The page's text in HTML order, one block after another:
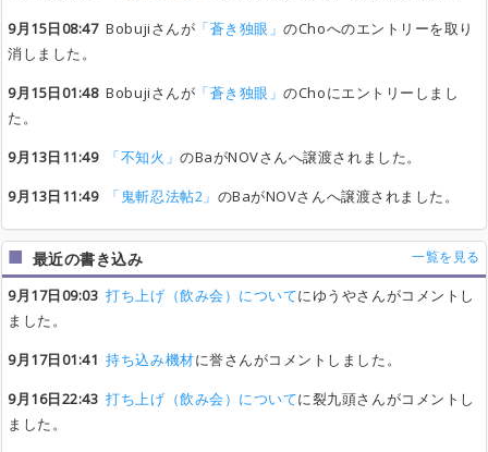
9月15日08:47Bobujiさんが 「蒼き独眼」のChoへのエントリーを取り
消しました。
9月15日01:48Bobujiさんが 「蒼き独眼」のChoにエントリーしまし
た。
9月13日11:49
「不知火」のBaがNOVさんへ譲渡されました。
9月13日11:49
「鬼斬忍法帖2」 のBaがNOVさんへ譲渡されました。
最近の書き込み 一覧を見る
9月17日09:03 打ち上げ（飲み会）についてにゆうやさんがコメントし
ました。
9月17日01:41 持ち込み機材に誉さんがコメントしました。
9月16日22:43 打ち上げ（飲み会）についてに裂九頭さんがコメントし
ました。